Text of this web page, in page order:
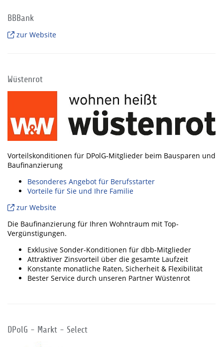
BBBank
zur Website
Wüstenrot
Vorteilskonditionen für DPolG-Mitglieder beim Bausparen und
Baufinanzierung
Besonderes Angebot für Berufsstarter
Vorteile für Sie und Ihre Familie
zur Website
Die Baufinanzierung für Ihren Wohntraum mit Top-
Vergünstigungen.
Exklusive Sonder-Konditionen für dbb-Mitglieder
Attraktiver Zinsvorteil über die gesamte Laufzeit
Konstante monatliche Raten, Sicherheit & Flexibilität
Bester Service durch unseren Partner Wüstenrot
DPolG - Markt - Select